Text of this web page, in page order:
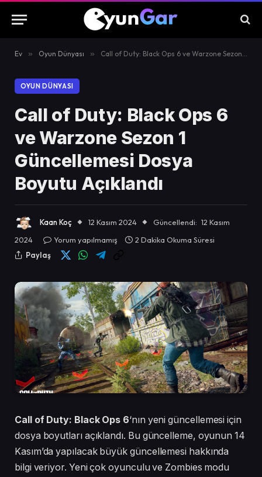
Ev » Oyun Dünyası » Call of Duty: Black Ops 6 ve Warzone Sezon 1 Güncellemesi Dosya Boyutu Açıklandı
OYUN DÜNYASI
Call of Duty: Black Ops 6
ve Warzone Sezon 1
Güncellemesi Dosya
Boyutu Açıklandı
Kaan Koç 12 Kasım 2024 Güncellendi: 12 Kasım
2024
Yorum yapılmamış
2 Dakika Okuma Süresi
Paylaş
Call of Duty: Black Ops 6‘nın yeni güncellemesi için
dosya boyutları açıklandı. Bu güncelleme, oyunun 14
Kasım’da yapılacak büyük güncellemesi hakkında
bilgi veriyor. Yeni çok oyunculu ve Zombies modu